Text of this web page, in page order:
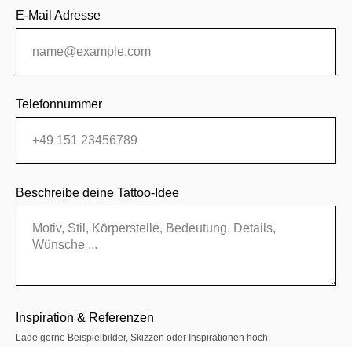
E-Mail Adresse
Telefonnummer
Beschreibe deine Tattoo-Idee
Inspiration & Referenzen
Lade gerne Beispielbilder, Skizzen oder Inspirationen hoch.